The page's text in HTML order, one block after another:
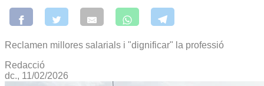
Reclamen millores salarials i "dignificar" la professió
Redacció
dc., 11/02/2026